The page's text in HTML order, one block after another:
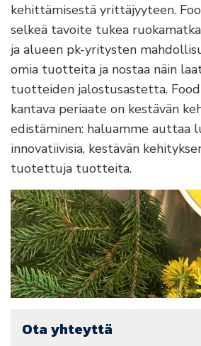
kehittämisestä yrittäjyyteen.
selkeä tavoite tukea
ja alueen pk-yritysten
omia tuotteita ja nostaa näin
tuotteiden jalostusastetta.
kantava periaate on kestävän
edistäminen: haluamme auttaa
innovatiivisia, kestävän
tuotettuja tuotteita.
Ota yhteyttä